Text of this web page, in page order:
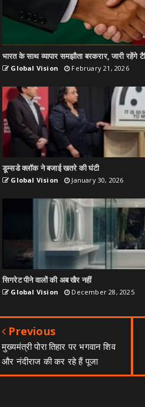
भारत के साथ व्यापार समझौता बरकरार, जारी रहेंगे
Global Vision February 21, 2026
डूम्सडे क्लॉक ने बजाई खतरे की घंटी
Global Vision January 30, 2026
सिगरेट पीने वालों की अब खैर नहीं
Global Vision December 28, 2025
Previous
मुख्यमंत्री पोरा तिहार पर भगवान शिव
और नंदीराज की कर रहे हैं पूजा